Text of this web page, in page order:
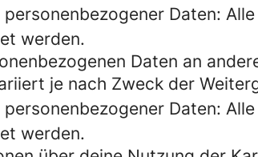
Daten:
werden.
Daten an
je nach Zweck der
Daten:
werden.